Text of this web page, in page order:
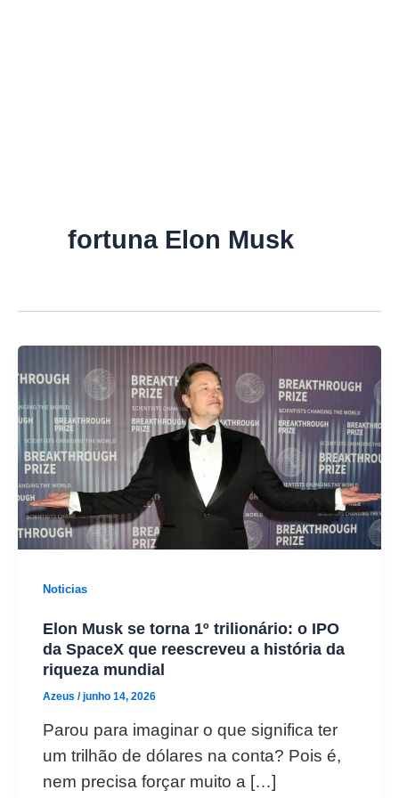
fortuna Elon Musk
Noticias
Elon Musk se torna 1º trilionário: o IPO
da SpaceX que reescreveu a história da
riqueza mundial
Azeus /junho 14, 2026
Parou para imaginar o que significa ter
um trilhão de dólares na conta? Pois é,
nem precisa forçar muito a […]